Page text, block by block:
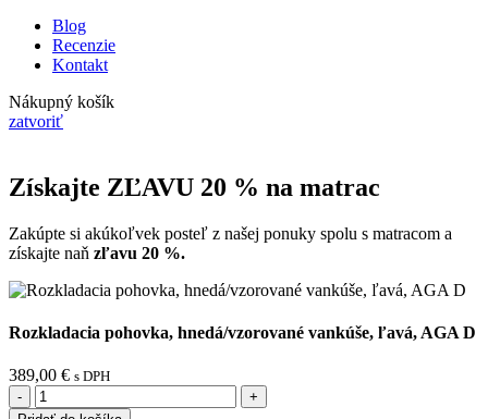
Blog
Recenzie
Kontakt
Nákupný košík
zatvoriť
Získajte ZĽAVU 20 % na matrac
Zakúpte si akúkoľvek posteľ z našej ponuky spolu s matracom a
získajte naň zľavu 20 %.
Rozkladacia pohovka, hnedá/vzorované vankúše, ľavá, AGA D
389,00 € s DPH
množstvo
Rozkladacia